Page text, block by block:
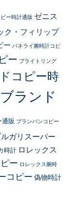
ー時計通販 ゼニス
ク・フィリップ
ー パネライ腕時計コピ
ー ブライトリング
コピー時
ブランド
通販 ブランパンコピー
ガリスーパー
時計 ロレックス
ー ロレックス腕時
コピー 偽物時計